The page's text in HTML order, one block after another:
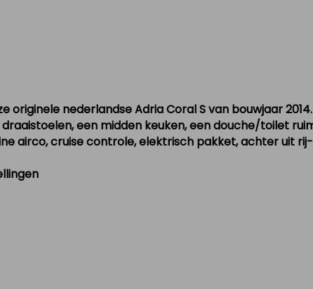
originele nederlandse Adria Coral S van bouwjaar
een midden keuken, een douche/toilet
airco, cruise controle, elektrisch pakket, achter uit